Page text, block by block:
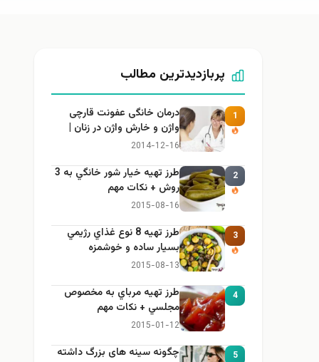
پربازدیدترین مطالب
1
درمان خانگی عفونت قارچی
واژن و خارش واژن در زنان |
راهنمای کامل، ایمن و کاربردی
2014-12-16
2
طرز تهيه خیار شور خانگي به 3
روش + نكات مهم
2015-08-16
3
طرز تهيه 8 نوع غذاي رژيمي
بسيار ساده و خوشمزه
2015-08-13
4
طرز تهيه مرباي به مخصوص
مجلسي + نكات مهم
2015-01-12
5
چگونه سینه های بزرگ داشته